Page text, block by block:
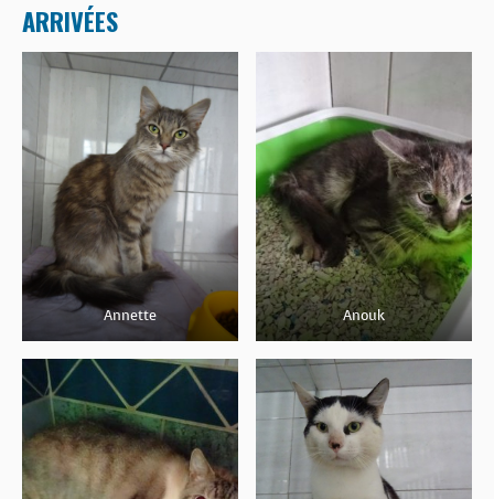
ARRIVÉES
Annette Anouk